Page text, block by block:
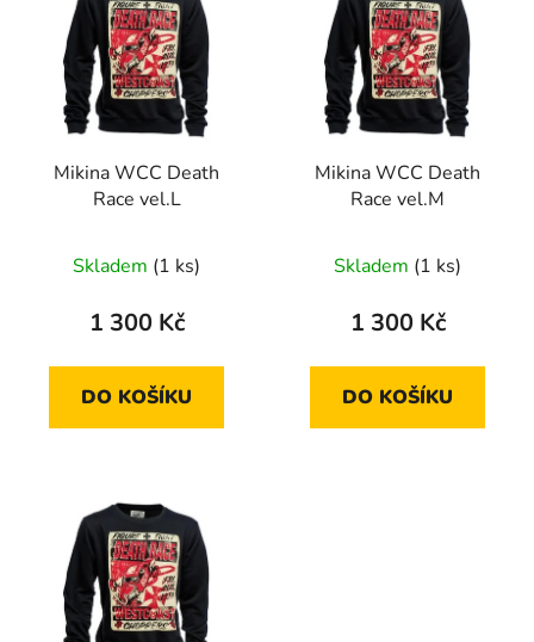
Mikina WCC Death
Race vel.L
Skladem (1 ks)
1 300 Kč
DO KOŠÍKU
Mikina WCC Death
Race vel.M
Skladem (1 ks)
1 300 Kč
DO KOŠÍKU